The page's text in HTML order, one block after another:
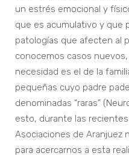
un estrés emocional y
que es acumulativo y que
patologías que afecten al
conocemos casos
necesidad es el de la
pequeñas cuyo padre
denominadas “raras”
esto, durante las
Asociaciones de Aranjuez
para acercarnos a esta